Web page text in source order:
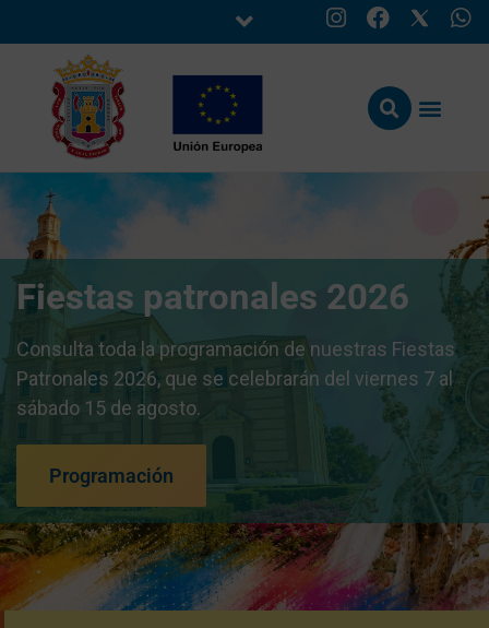
Fiestas patronales 2026
Consulta toda la programación de nuestras Fiestas
Patronales 2026, que se celebrarán del viernes 7 al
sábado 15 de agosto.
Programación